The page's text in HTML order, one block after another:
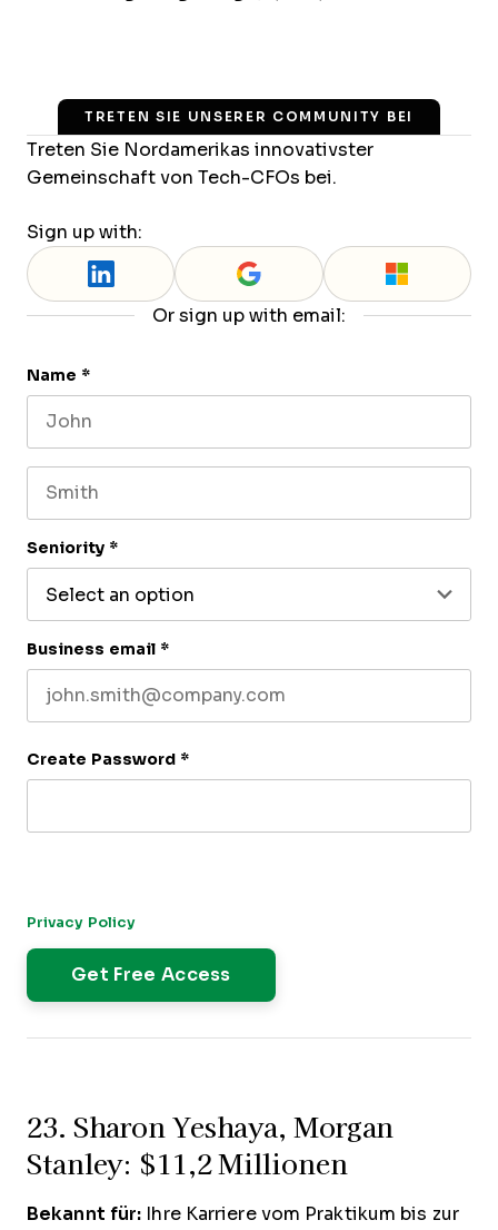
TRETEN SIE UNSERER COMMUNITY BEI
Treten Sie Nordamerikas innovativster
Gemeinschaft von Tech-CFOs bei.
Sign up with:
Or sign up with email:
Name *
Seniority *
Business email *
Create Password *
Privacy Policy
23. Sharon Yeshaya, Morgan
Stanley: $11,2 Millionen
Bekannt für: Ihre Karriere vom Praktikum bis zur